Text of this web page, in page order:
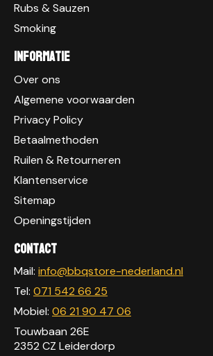
Rubs & Sauzen
Smoking
Informatie
Over ons
Algemene voorwaarden
Privacy Policy
Betaalmethoden
Ruilen & Retourneren
Klantenservice
Sitemap
Openingstijden
Contact
Mail: info@bbqstore-nederland.nl
Tel: 071 542 66 25
Mobiel: 06 21 90 47 06
Touwbaan 26E
2352 CZ Leiderdorp